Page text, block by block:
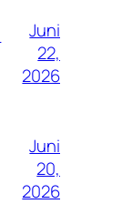
Juni
22,
2026
Juni
20,
2026